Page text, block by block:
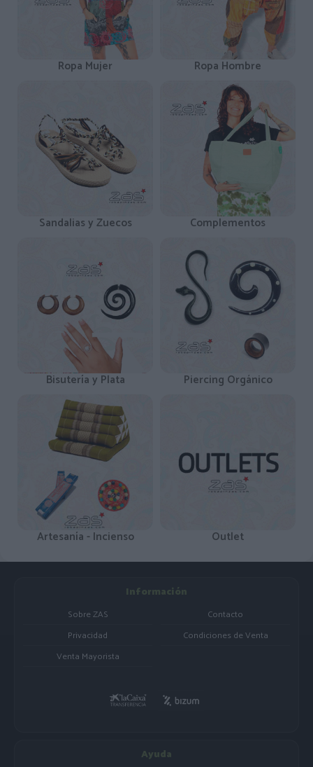
Ropa Mujer Ropa Hombre
Sandalias y Zuecos Complementos
Bisutería y Plata Piercing Orgánico
Artesanía - Incienso Outlet
Información
Sobre ZAS
Contacto
Privacidad
Condiciones de Venta
Venta Mayorista
Ayuda